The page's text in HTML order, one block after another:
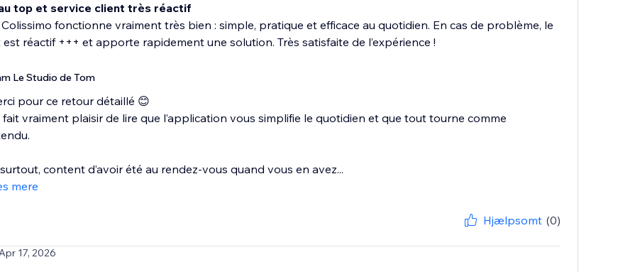
top et service client très réactif
Colissimo fonctionne vraiment très bien : simple, pratique et efficace au quotidien. En cas de problème, le
réactif +++ et apporte rapidement une solution. Très satisfaite de l’expérience !
Le Studio de Tom
pour ce retour détaillé 😊
fait vraiment plaisir de lire que l’application vous simplifie le quotidien et que tout tourne comme
content d’avoir été au rendez-vous quand vous en avez...
mere
Hjælpsomt (0)
17, 2026